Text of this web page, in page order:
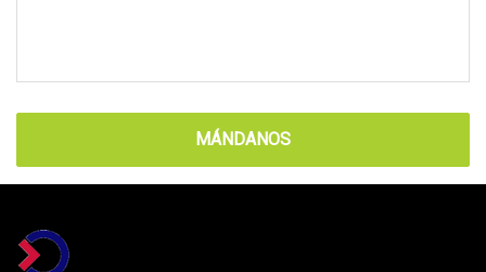
MÁNDANOS